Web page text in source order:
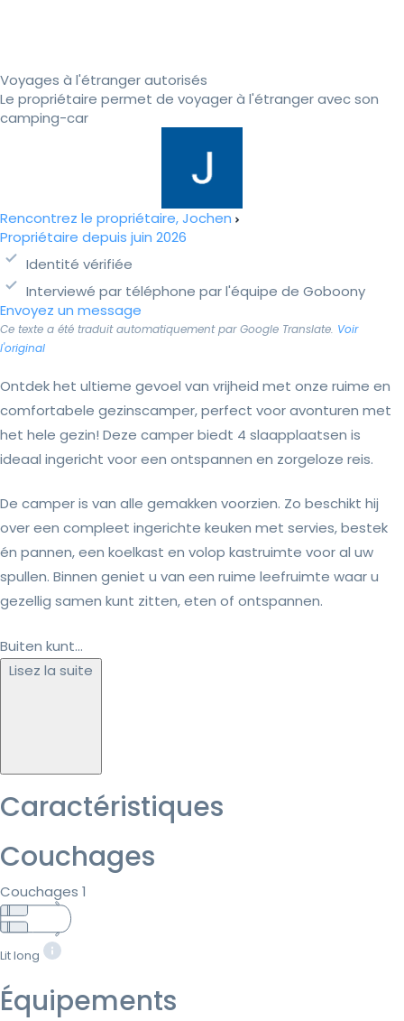
Voyages à l'étranger autorisés
Le propriétaire permet de voyager à l'étranger avec son
camping-car
Rencontrez le propriétaire, Jochen
Propriétaire depuis juin 2026
Identité vérifiée
Interviewé par téléphone par l'équipe de Goboony
Envoyez un message
Ce texte a été traduit automatiquement par Google Translate. Voir
l'original
Ontdek het ultieme gevoel van vrijheid met onze ruime en
comfortabele gezinscamper, perfect voor avonturen met
het hele gezin! Deze camper biedt 4 slaapplaatsen is
ideaal ingericht voor een ontspannen en zorgeloze reis.
De camper is van alle gemakken voorzien. Zo beschikt hij
over een compleet ingerichte keuken met servies, bestek
én pannen, een koelkast en volop kastruimte voor al uw
spullen. Binnen geniet u van een ruime leefruimte waar u
gezellig samen kunt zitten, eten of ontspannen.
Buiten kunt...
Lisez la suite
Caractéristiques
Couchages
Couchages 1
Lit long
Équipements